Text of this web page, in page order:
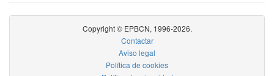
Copyright © EPBCN, 1996-2026.
Contactar
Aviso legal
Política de cookies